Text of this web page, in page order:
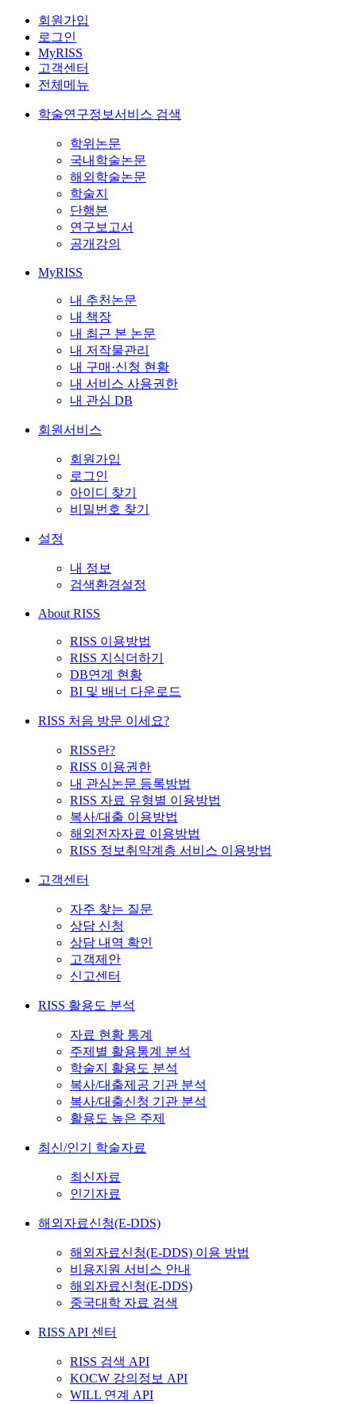
회원가입
로그인
MyRISS
고객센터
전체메뉴
학술연구정보서비스 검색
학위논문
국내학술논문
해외학술논문
학술지
단행본
연구보고서
공개강의
MyRISS
내 추천논문
내 책장
내 최근 본 논문
내 저작물관리
내 구매·신청 현황
내 서비스 사용권한
내 관심 DB
회원서비스
회원가입
로그인
아이디 찾기
비밀번호 찾기
설정
내 정보
검색환경설정
About RISS
RISS 이용방법
RISS 지식더하기
DB연계 현황
BI 및 배너 다운로드
RISS 처음 방문 이세요?
RISS란?
RISS 이용권한
내 관심논문 등록방법
RISS 자료 유형별 이용방법
복사/대출 이용방법
해외전자자료 이용방법
RISS 정보취약계층 서비스 이용방법
고객센터
자주 찾는 질문
상담 신청
상담 내역 확인
고객제안
신고센터
RISS 활용도 분석
자료 현황 통계
주제별 활용통계 분석
학술지 활용도 분석
복사/대출제공 기관 분석
복사/대출신청 기관 분석
활용도 높은 주제
최신/인기 학술자료
최신자료
인기자료
해외자료신청(E-DDS)
해외자료신청(E-DDS) 이용 방법
비용지원 서비스 안내
해외자료신청(E-DDS)
중국대학 자료 검색
RISS API 센터
RISS 검색 API
KOCW 강의정보 API
WILL 연계 API